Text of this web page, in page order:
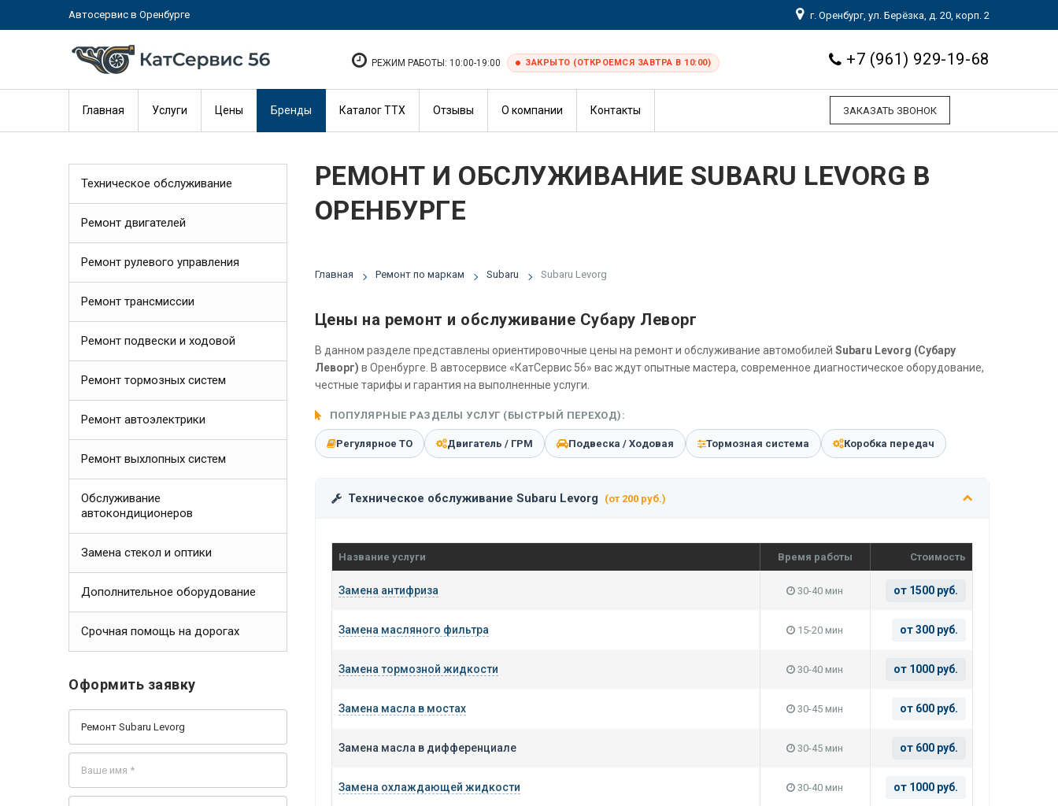
Автосервис в Оренбурге г. Оренбург, ул. Берёзка, д. 20, корп. 2
+7 (961) 929-19-68
РЕЖИМ РАБОТЫ: 10:00-19:00 ЗАКРЫТО (ОТКРОЕМСЯ ЗАВТРА В 10:00)
ЗАКАЗАТЬ ЗВОНОК
Главная Услуги Цены Бренды Каталог ТТХ Отзывы О компании Контакты
РЕМОНТ И ОБСЛУЖИВАНИЕ SUBARU LEVORG В
ОРЕНБУРГЕ
Главная Ремонт по маркам Subaru Subaru Levorg
Цены на ремонт и обслуживание Субару Леворг
В данном разделе представлены ориентировочные цены на ремонт и обслуживание автомобилей Subaru Levorg (Субару
Леворг) в Оренбурге. В автосервисе «КатСервис 56» вас ждут опытные мастера, современное диагностическое оборудование,
честные тарифы и гарантия на выполненные услуги.
ПОПУЛЯРНЫЕ РАЗДЕЛЫ УСЛУГ (БЫСТРЫЙ ПЕРЕХОД):
Регулярное ТО Двигатель / ГРМ Подвеска / Ходовая Тормозная система Коробка передач
Техническое обслуживание Subaru Levorg (от 200 руб.)
Название услуги Время работы Стоимость
Замена антифриза 30-40 мин от 1500 руб.
Замена масляного фильтра 15-20 мин от 300 руб.
Замена тормозной жидкости 30-40 мин от 1000 руб.
Замена масла в мостах 30-45 мин от 600 руб.
Замена масла в дифференциале 30-45 мин от 600 руб.
Замена охлаждающей жидкости 30-40 мин от 1000 руб.
Техническое обслуживание
Ремонт двигателей
Ремонт рулевого управления
Ремонт трансмиссии
Ремонт подвески и ходовой
Ремонт тормозных систем
Ремонт автоэлектрики
Ремонт выхлопных систем
Обслуживание
автокондиционеров
Замена стекол и оптики
Дополнительное оборудование
Срочная помощь на дорогах
Оформить заявку